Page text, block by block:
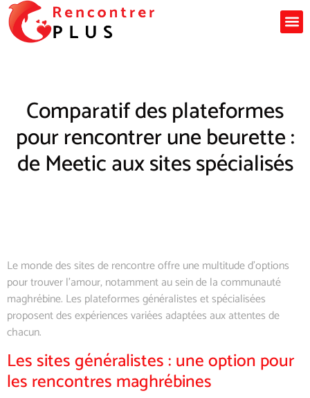
Comparatif des plateformes
pour rencontrer une beurette :
de Meetic aux sites spécialisés
Le monde des sites de rencontre offre une multitude d’options
pour trouver l’amour, notamment au sein de la communauté
maghrébine. Les plateformes généralistes et spécialisées
proposent des expériences variées adaptées aux attentes de
chacun.
Les sites généralistes : une option pour
les rencontres maghrébines